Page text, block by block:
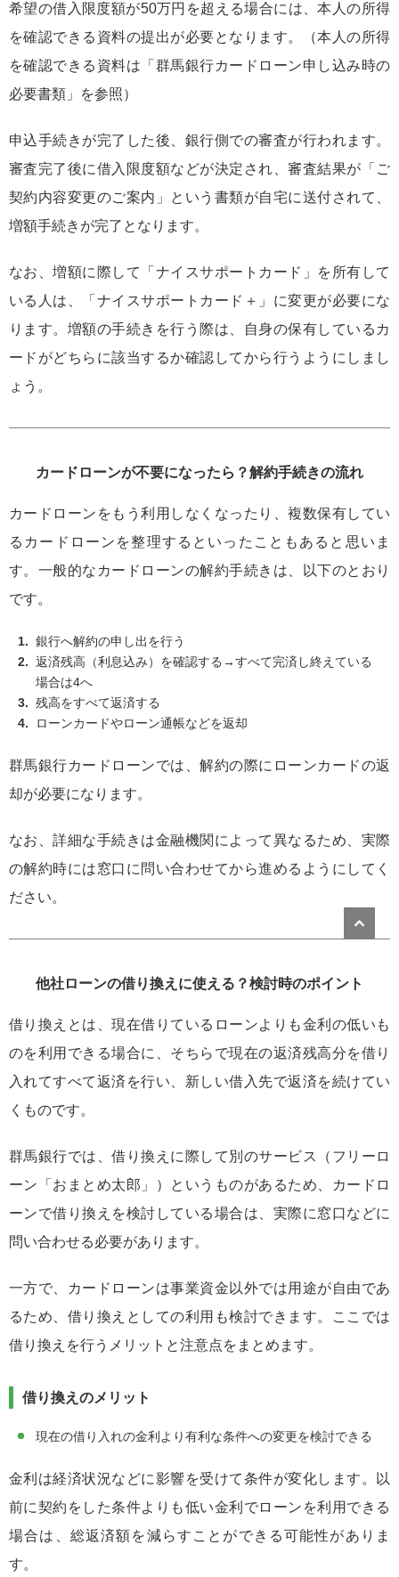
希望の借入限度額が50万円を超える場合には、本人の所得
を確認できる資料の提出が必要となります。（本人の所得
を確認できる資料は「群馬銀行カードローン申し込み時の
必要書類」を参照）
申込手続きが完了した後、銀行側での審査が行われます。
審査完了後に借入限度額などが決定され、審査結果が「ご
契約内容変更のご案内」という書類が自宅に送付されて、
増額手続きが完了となります。
なお、増額に際して「ナイスサポートカード」を所有して
いる人は、「ナイスサポートカード＋」に変更が必要にな
ります。増額の手続きを行う際は、自身の保有しているカ
ードがどちらに該当するか確認してから行うようにしまし
ょう。
カードローンが不要になったら？解約手続きの流れ
カードローンをもう利用しなくなったり、複数保有してい
るカードローンを整理するといったこともあると思いま
す。一般的なカードローンの解約手続きは、以下のとおり
です。
銀行へ解約の申し出を行う
返済残高（利息込み）を確認する→すべて完済し終えている
場合は4へ
残高をすべて返済する
ローンカードやローン通帳などを返却
群馬銀行カードローンでは、解約の際にローンカードの返
却が必要になります。
なお、詳細な手続きは金融機関によって異なるため、実際
の解約時には窓口に問い合わせてから進めるようにしてく
ださい。
他社ローンの借り換えに使える？検討時のポイント
借り換えとは、現在借りているローンよりも金利の低いも
のを利用できる場合に、そちらで現在の返済残高分を借り
入れてすべて返済を行い、新しい借入先で返済を続けてい
くものです。
群馬銀行では、借り換えに際して別のサービス（フリーロ
ーン「おまとめ太郎」）というものがあるため、カードロ
ーンで借り換えを検討している場合は、実際に窓口などに
問い合わせる必要があります。
一方で、カードローンは事業資金以外では用途が自由であ
るため、借り換えとしての利用も検討できます。ここでは
借り換えを行うメリットと注意点をまとめます。
借り換えのメリット
現在の借り入れの金利より有利な条件への変更を検討できる
金利は経済状況などに影響を受けて条件が変化します。以
前に契約をした条件よりも低い金利でローンを利用できる
場合は、総返済額を減らすことができる可能性がありま
す。